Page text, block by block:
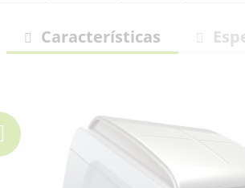
Características